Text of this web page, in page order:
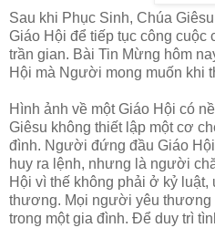
Sau khi Phục Sinh, Chúa
Giáo Hội để tiếp tục công
trần gian. Bài Tin Mừng hôm
Hội mà Người mong muốn khi
Hình ảnh về một Giáo Hội có
Giêsu không thiết lập một cơ
đình. Người đứng đầu Giáo
huy ra lệnh, nhưng là người
Hội vì thế không phải ở kỷ
thương. Mọi người yêu thương
trong một gia đình. Để duy trì